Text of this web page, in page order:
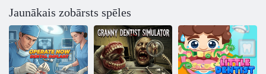
Jaunākais zobārsts spēles